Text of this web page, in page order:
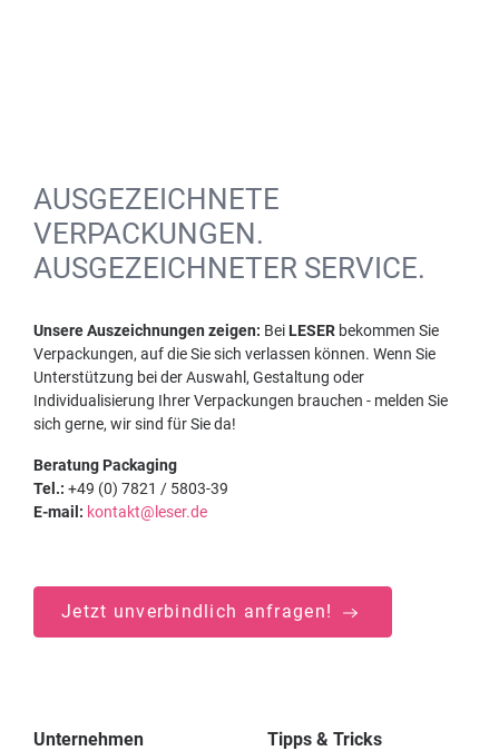
AUSGEZEICHNETE
VERPACKUNGEN.
AUSGEZEICHNETER SERVICE.
Unsere Auszeichnungen zeigen: Bei LESER bekommen Sie
Verpackungen, auf die Sie sich verlassen können. Wenn Sie
Unterstützung bei der Auswahl, Gestaltung oder
Individualisierung Ihrer Verpackungen brauchen - melden Sie
sich gerne, wir sind für Sie da!
Beratung Packaging
Tel.: +49 (0) 7821 / 5803-39
E-mail: kontakt@leser.de
Jetzt unverbindlich anfragen!
Unternehmen Tipps & Tricks